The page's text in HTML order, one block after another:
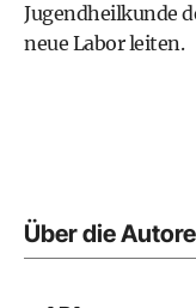
Jugendheilkunde
neue Labor leiten.
Über die